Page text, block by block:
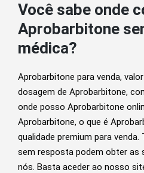
Você sabe onde
Aprobarbitone
médica?
Aprobarbitone para venda,
dosagem de Aprobarbitone,
onde posso Aprobarbitone
Aprobarbitone, o que é
qualidade premium para
sem resposta podem obter as
nós. Basta aceder ao nosso